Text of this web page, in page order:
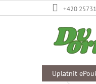
na
+420
Uplatnit